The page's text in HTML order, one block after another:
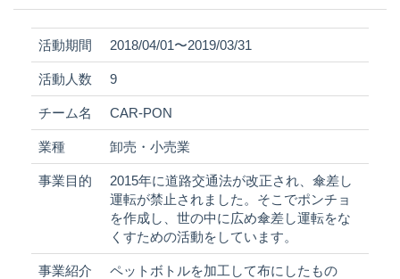
活動期間 2018/04/01〜2019/03/31
活動人数 9
チーム名 CAR-PON
業種 卸売・小売業
事業目的
2015年に道路交通法が改正され、傘差し
運転が禁止されました。そこでポンチョ
を作成し、世の中に広め傘差し運転をな
くすための活動をしています。
事業紹介
ペットボトルを加工して布にしたもの